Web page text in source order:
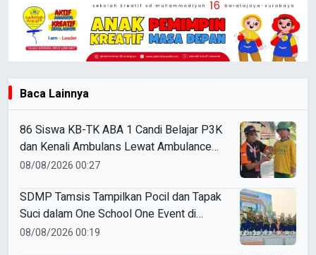
Baca Lainnya
86 Siswa KB-TK ABA 1 Candi Belajar P3K
dan Kenali Ambulans Lewat Ambulance
Goes to Schools
08/08/2026 00:27
SDMP Tamsis Tampilkan Pocil dan Tapak
Suci dalam One School One Event di
Mojokerto
08/08/2026 00:19